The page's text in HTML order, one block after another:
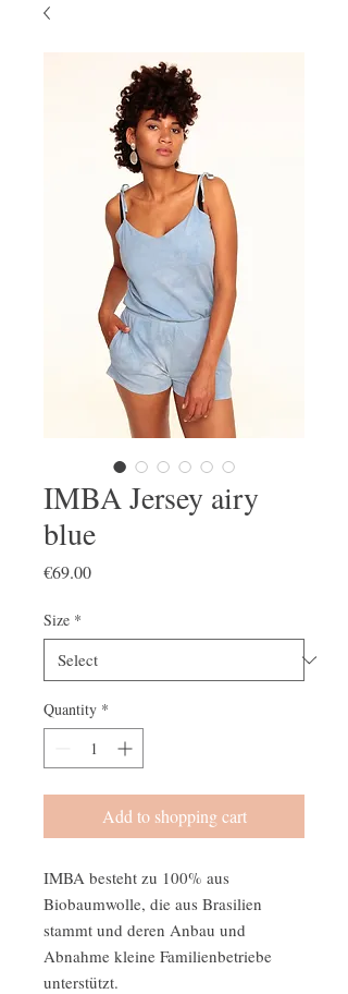
IMBA Jersey airy
blue
€69.00Price
Size *
Quantity *
Add to shopping cart
IMBA besteht zu 100% aus
Biobaumwolle, die aus Brasilien
stammt und deren Anbau und
Abnahme kleine Familienbetriebe
unterstützt.